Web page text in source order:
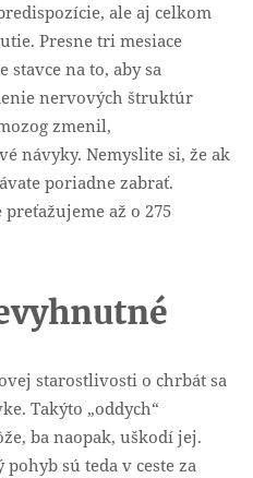
ale aj celkom
Presne tri mesiace
na to, aby sa
nervových štruktúr
zmenil,
návyky. Nemyslite si, že ak
poriadne zabrať.
až o 275
starostlivosti o chrbát sa
Takýto „oddych“
ba naopak, uškodí jej.
pohyb sú teda v ceste za